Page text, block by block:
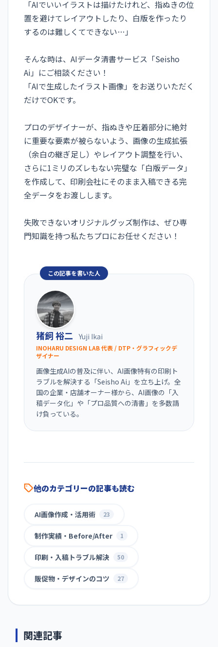
「AIでいいイラストは描けたけれど、指ぬきの位
置を避けてレイアウトしたり、白版を作ったり
するのは難しくてできない…」
そんな時は、AIデータ清書サービス「Seisho
Ai」にご相談ください！
「AIで生成したイラスト画像」をお送りいただく
だけでOKです。
プロのデザイナーが、指ぬきや圧着部分に絶対
に重要な要素が被らないよう、画像の生成拡張
（余白の継ぎ足し）やレイアウト調整を行い、
さらに1ミリのズレもない完璧な「白版データ」
を作成して、印刷会社にそのまま入稿できる完
全データをお渡しします。
失敗できないオリジナルグッズ制作は、ぜひ専
門知識を持つ私たちプロにお任せください！
この記事を書いた人
猪飼 裕二 Yuji Ikai
INOHARU DESIGN LAB 代表 / DTP・グラフィックデ
ザイナー
画像生成AIの普及に伴い、AI画像特有の印刷ト
ラブルを解決する「Seisho Ai」を立ち上げ。全
国の企業・店舗オーナー様から、AI画像の「入
稿データ化」や「プロ品質への清書」を多数請
け負っている。
他のカテゴリーの記事も読む
AI画像作成・活用術 23
制作実績・Before/After 1
印刷・入稿トラブル解決 50
販促物・デザインのコツ 27
関連記事